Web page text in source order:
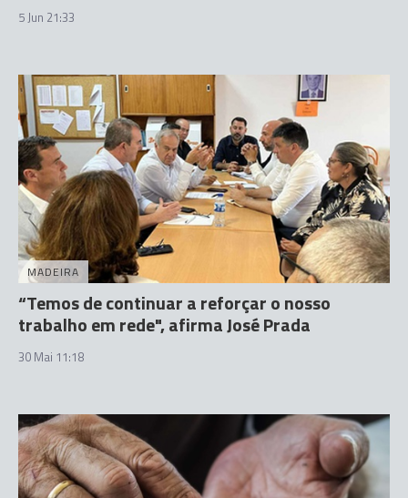
5 Jun 21:33
MADEIRA
“Temos de continuar a reforçar o nosso
trabalho em rede", afirma José Prada
30 Mai 11:18